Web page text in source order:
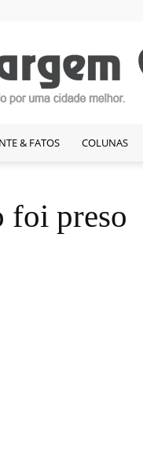
& FATOS COLUNAS
foi preso